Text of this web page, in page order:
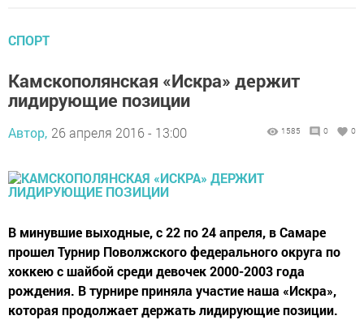
СПОРТ
Камскополянская «Искра» держит
лидирующие позиции
Автор, 26 апреля 2016 - 13:00 1585 0 0
В минувшие выходные, с 22 по 24 апреля, в Самаре
прошел Турнир Поволжского федерального округа по
хоккею с шайбой среди девочек 2000-2003 года
рождения. В турнире приняла участие наша «Искра»,
которая продолжает держать лидирующие позиции.